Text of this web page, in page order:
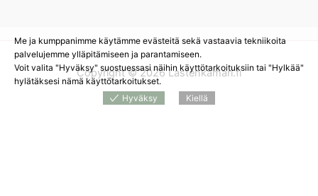
Copyright © 2026 Lastenkamari.fi
Me ja kumppanimme käytämme evästeitä sekä vastaavia tekniikoita
palvelujemme ylläpitämiseen ja parantamiseen.
Voit valita "Hyväksy" suostuessasi näihin käyttötarkoituksiin tai "Hylkää"
hylätäksesi nämä käyttötarkoitukset.
Hyväksy
Kiellä